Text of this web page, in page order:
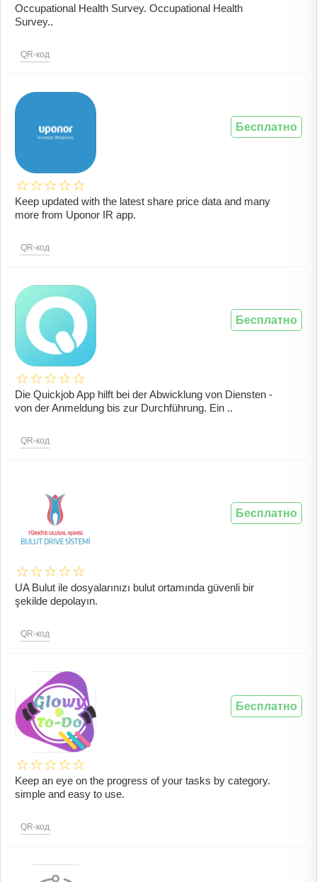
Occupational Health Survey. Occupational Health
Survey..
QR-код
Keep updated with the latest share price data and many
more from Uponor IR app.
QR-код
Бесплатно
Die Quickjob App hilft bei der Abwicklung von Diensten -
von der Anmeldung bis zur Durchführung. Ein ..
QR-код
Бесплатно
UA Bulut ile dosyalarınızı bulut ortamında güvenli bir
şekilde depolayın.
QR-код
Бесплатно
Keep an eye on the progress of your tasks by category.
simple and easy to use.
QR-код
Бесплатно